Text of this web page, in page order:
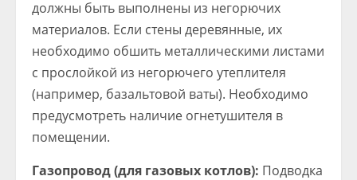
должны быть выполнены из негорючих
материалов. Если стены деревянные, их
необходимо обшить металлическими листами
с прослойкой из негорючего утеплителя
(например, базальтовой ваты). Необходимо
предусмотреть наличие огнетушителя в
помещении.
Газопровод (для газовых котлов): Подводка